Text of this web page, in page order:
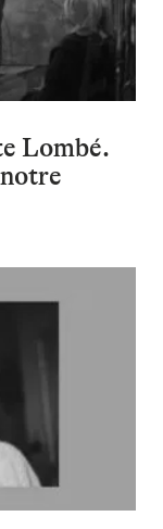
nouveau recueil
Lombé.